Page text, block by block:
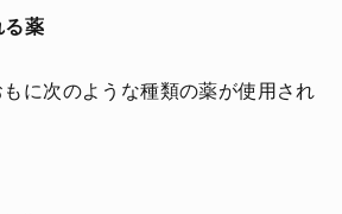
る薬
に次のような種類の薬が使用され